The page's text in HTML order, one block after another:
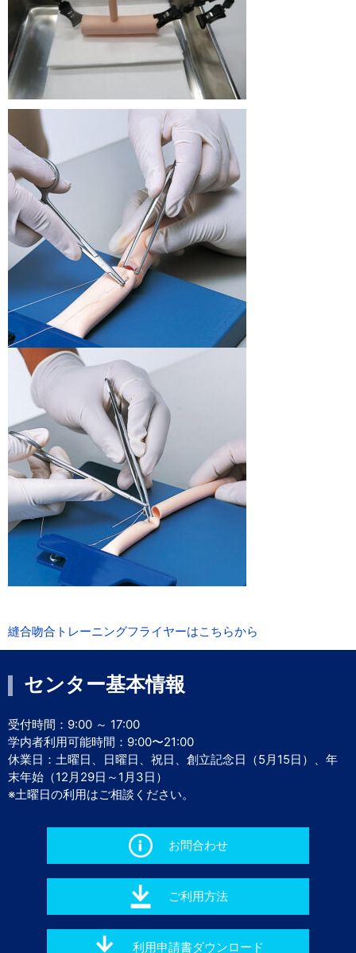
縫合吻合トレーニングフライヤーはこちらから
センター基本情報
受付時間：9:00 ～ 17:00
学内者利用可能時間：9:00〜21:00
休業日：土曜日、日曜日、祝日、創立記念日（5月15日）、年
末年始（12月29日～1月3日）
※土曜日の利用はご相談ください。
お問合わせ
ご利用方法
利用申請書ダウンロード